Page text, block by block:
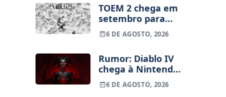
TOEM 2 chega em
setembro para
PS5, Switch e PC
6 DE AGOSTO, 2026
Rumor: Diablo IV
chega à Nintendo
Switch 2 em
setembro e vai
6 DE AGOSTO, 2026